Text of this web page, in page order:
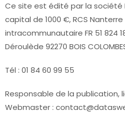
Ce site est édité par la société
capital de 1000 €, RCS Nanterre
intracommunautaire FR 51 824
Déroulède 92270 BOIS
Tél : 01 84 60 99 55
Responsable de la publication,
Webmaster :